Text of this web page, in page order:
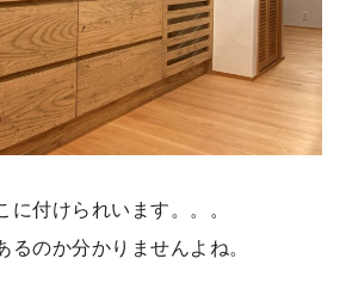
に付けられいます。。。
るのか分かりませんよね。